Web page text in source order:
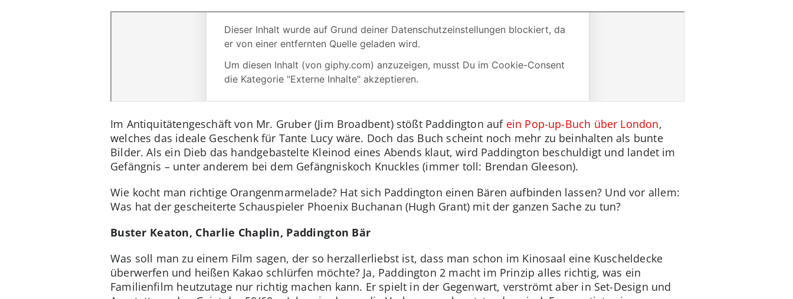
Im Antiquitätengeschäft von Mr. Gruber (Jim Broadbent) stößt Paddington auf ein Pop-up-Buch über London,
welches das ideale Geschenk für Tante Lucy wäre. Doch das Buch scheint noch mehr zu beinhalten als bunte
Bilder. Als ein Dieb das handgebastelte Kleinod eines Abends klaut, wird Paddington beschuldigt und landet im
Gefängnis – unter anderem bei dem Gefängniskoch Knuckles (immer toll: Brendan Gleeson).
Wie kocht man richtige Orangenmarmelade? Hat sich Paddington einen Bären aufbinden lassen? Und vor allem:
Was hat der gescheiterte Schauspieler Phoenix Buchanan (Hugh Grant) mit der ganzen Sache zu tun?
Buster Keaton, Charlie Chaplin, Paddington Bär
Was soll man zu einem Film sagen, der so herzallerliebst ist, dass man schon im Kinosaal eine Kuscheldecke
überwerfen und heißen Kakao schlürfen möchte? Ja, Paddington 2 macht im Prinzip alles richtig, was ein
Familienfilm heutzutage nur richtig machen kann. Er spielt in der Gegenwart, verströmt aber in Set-Design und